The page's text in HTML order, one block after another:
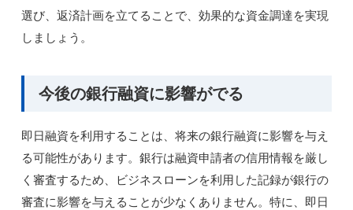
選び、返済計画を立てることで、効果的な資金調達を実現
しましょう。
今後の銀行融資に影響がでる
即日融資を利用することは、将来の銀行融資に影響を与え
る可能性があります。銀行は融資申請者の信用情報を厳し
く審査するため、ビジネスローンを利用した記録が銀行の
審査に影響を与えることが少なくありません。特に、即日